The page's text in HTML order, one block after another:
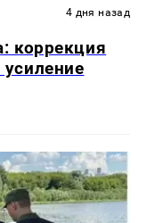
4 дня назад
коррекция